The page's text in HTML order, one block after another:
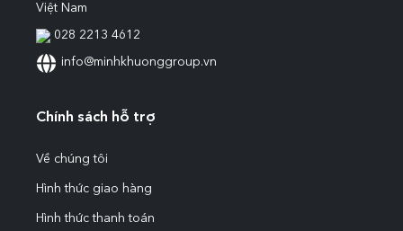
Việt Nam
028 2213 4612
info@minhkhuonggroup.vn
Chính sách hỗ trợ
Về chúng tôi
Hình thức giao hàng
Hình thức thanh toán